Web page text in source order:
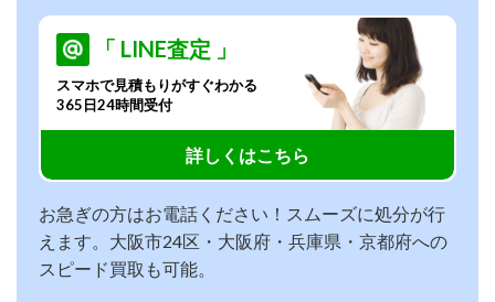
「 LINE査定 」
スマホで見積もりがすぐわかる
365日24時間受付
詳しくはこちら
お急ぎの方はお電話ください！スムーズに処分が行
えます。大阪市24区・大阪府・兵庫県・京都府への
スピード買取も可能。